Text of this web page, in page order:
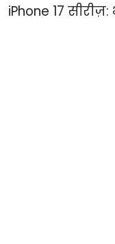
iPhone 17